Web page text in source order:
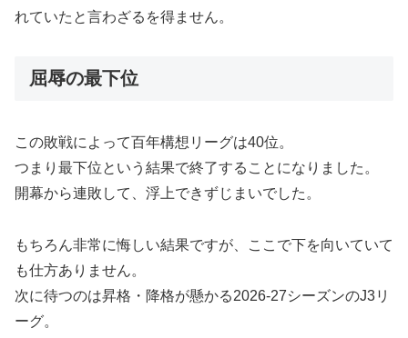
れていたと言わざるを得ません。
屈辱の最下位
この敗戦によって百年構想リーグは40位。
つまり最下位という結果で終了することになりました。
開幕から連敗して、浮上できずじまいでした。
もちろん非常に悔しい結果ですが、ここで下を向いていて
も仕方ありません。
次に待つのは昇格・降格が懸かる2026-27シーズンのJ3リ
ーグ。